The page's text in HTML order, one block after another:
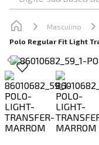
Masculino